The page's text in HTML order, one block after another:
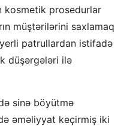
kosmetik prosedurlar
müştərilərini saxlamaq
patrullardan istifadə
düşərgələri ilə
sinə böyütmə
əməliyyat keçirmiş iki